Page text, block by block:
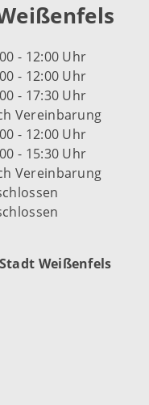
- 12:00 Uhr
- 12:00 Uhr
- 17:30 Uhr
Vereinbarung
- 12:00 Uhr
- 15:30 Uhr
Vereinbarung
Weißenfels